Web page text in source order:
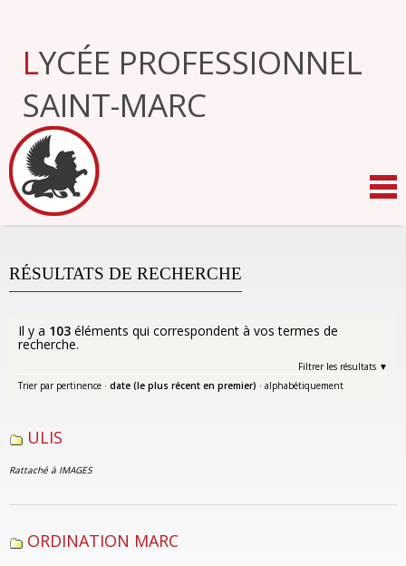
navigation
LYCÉE PROFESSIONNEL
SAINT-MARC
RÉSULTATS DE RECHERCHE
Il y a 103 éléments qui correspondent à vos termes de
recherche.
Filtrer les résultats
Trier par pertinence · date (le plus récent en premier) · alphabétiquement
ULIS
Rattaché à IMAGES
ORDINATION MARC